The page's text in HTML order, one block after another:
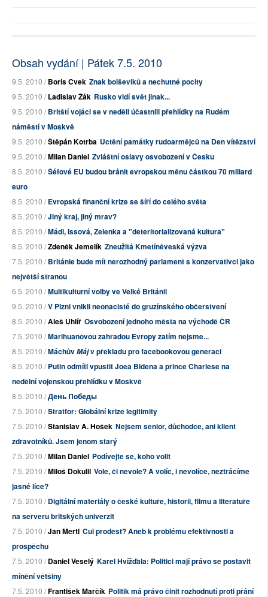
Obsah vydání | Pátek 7.5. 2010
9.5. 2010 /Boris Cvek Znak bolševiků a nechutné pocity
9.5. 2010 /Ladislav Žák Rusko vidí svět jinak...
9.5. 2010 /Britští vojáci se v neděli účastnili přehlídky na Rudém
náměstí v Moskvě
9.5. 2010 /Štěpán Kotrba Uctění památky rudoarmějců na Den vítězství
9.5. 2010 /Milan Daniel Zvláštní oslavy osvobození v Česku
8.5. 2010 /Šéfové EU budou bránit evropskou měnu částkou 70 miliard
euro
8.5. 2010 /Evropská finanční krize se šíří do celého světa
8.5. 2010 /Jiný kraj, jiný mrav?
8.5. 2010 /Mádl, Issová, Zelenka a "deteritorializovaná kultura"
8.5. 2010 /Zdeněk Jemelík Zneužitá Kmetíněveská výzva
7.5. 2010 /Británie bude mít nerozhodný parlament s konzervativci jako
největší stranou
6.5. 2010 /Multikulturní volby ve Velké Británii
9.5. 2010 /V Plzni vnikli neonacisté do gruzínského občerstvení
8.5. 2010 /Aleš Uhlíř Osvobození jednoho města na východě ČR
7.5. 2010 /Marihuanovou zahradou Evropy zatím nejsme...
8.5. 2010 /MáchůvMájv překladu pro facebookovou generaci
8.5. 2010 /Putin odmítl vpustit Joea Bidena a prince Charlese na
nedělní vojenskou přehlídku v Moskvě
8.5. 2010 /День Победы
7.5. 2010 /Stratfor: Globální krize legitimity
7.5. 2010 /Stanislav A. Hošek Nejsem senior, důchodce, ani klient
zdravotníků. Jsem jenom starý
7.5. 2010 /Milan Daniel Podívejte se, koho volit
7.5. 2010 /Miloš Dokulil Vole, či nevole? A volíc, i nevolíce, neztrácíme
jasné líce?
7.5. 2010 /Digitální materiály o české kultuře, historii, filmu a literatuře
na serveru britských univerzit
7.5. 2010 /Jan Mertl Cui prodest? Aneb k problému efektivnosti a
prospěchu
7.5. 2010 /Daniel Veselý Karel Hvížďala: Politici mají právo se postavit
mínění většiny
7.5. 2010 /František Marčík Politik má právo činit rozhodnutí proti přání